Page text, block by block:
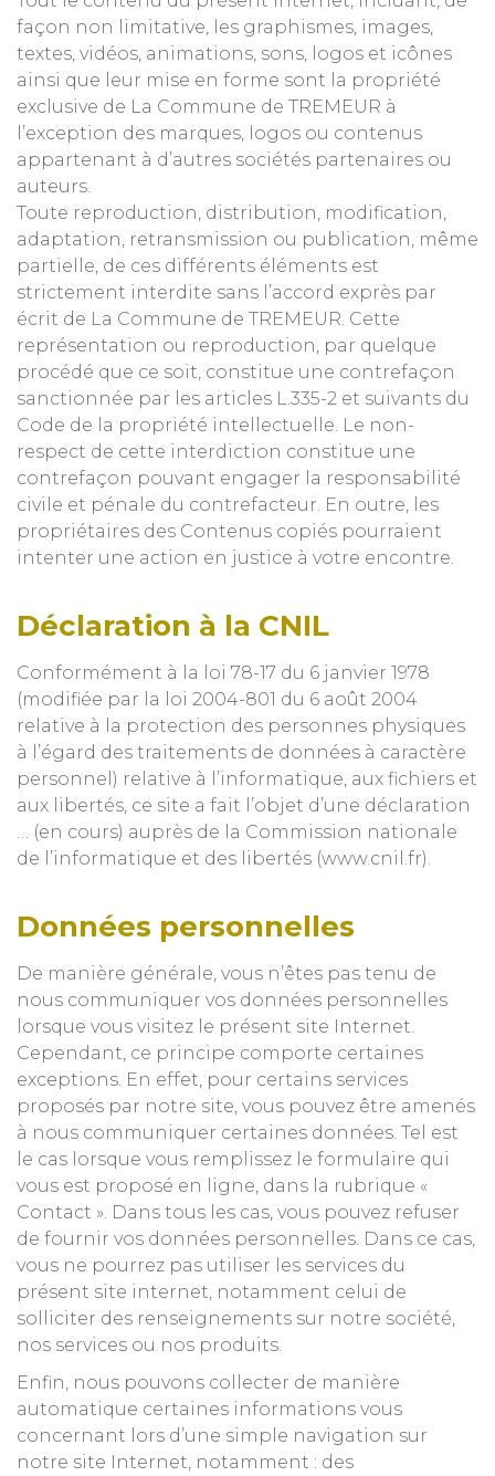
façon non limitative, les graphismes, images,
textes, vidéos, animations, sons, logos et icônes
ainsi que leur mise en forme sont la propriété
exclusive de La Commune de TREMEUR à
l’exception des marques, logos ou contenus
appartenant à d’autres sociétés partenaires ou
auteurs.
Toute reproduction, distribution, modification,
adaptation, retransmission ou publication, même
partielle, de ces différents éléments est
strictement interdite sans l’accord exprès par
écrit de La Commune de TREMEUR. Cette
représentation ou reproduction, par quelque
procédé que ce soit, constitue une contrefaçon
sanctionnée par les articles L.335-2 et suivants du
Code de la propriété intellectuelle. Le non-
respect de cette interdiction constitue une
contrefaçon pouvant engager la responsabilité
civile et pénale du contrefacteur. En outre, les
propriétaires des Contenus copiés pourraient
intenter une action en justice à votre encontre.
Déclaration à la CNIL
Conformément à la loi 78-17 du 6 janvier 1978
(modifiée par la loi 2004-801 du 6 août 2004
relative à la protection des personnes physiques
à l’égard des traitements de données à caractère
personnel) relative à l’informatique, aux fichiers et
aux libertés, ce site a fait l’objet d’une déclaration
… (en cours) auprès de la Commission nationale
de l’informatique et des libertés (www.cnil.fr).
Données personnelles
De manière générale, vous n’êtes pas tenu de
nous communiquer vos données personnelles
lorsque vous visitez le présent site Internet.
Cependant, ce principe comporte certaines
exceptions. En effet, pour certains services
proposés par notre site, vous pouvez être amenés
à nous communiquer certaines données. Tel est
le cas lorsque vous remplissez le formulaire qui
vous est proposé en ligne, dans la rubrique «
Contact ». Dans tous les cas, vous pouvez refuser
de fournir vos données personnelles. Dans ce cas,
vous ne pourrez pas utiliser les services du
présent site internet, notamment celui de
solliciter des renseignements sur notre société,
nos services ou nos produits.
Enfin, nous pouvons collecter de manière
automatique certaines informations vous
concernant lors d’une simple navigation sur
notre site Internet, notamment : des